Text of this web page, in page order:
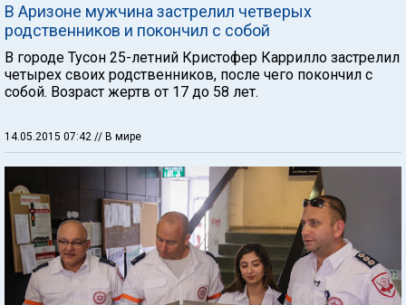
В Аризоне мужчина застрелил четверых
родственников и покончил с собой
В городе Тусон 25-летний Кристофер Каррилло застрелил
четырех своих родственников, после чего покончил с
собой. Возраст жертв от 17 до 58 лет.
14.05.2015 07:42 // В мире